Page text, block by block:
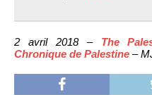
2 avril 2018 – The
Chronique de Palestine –